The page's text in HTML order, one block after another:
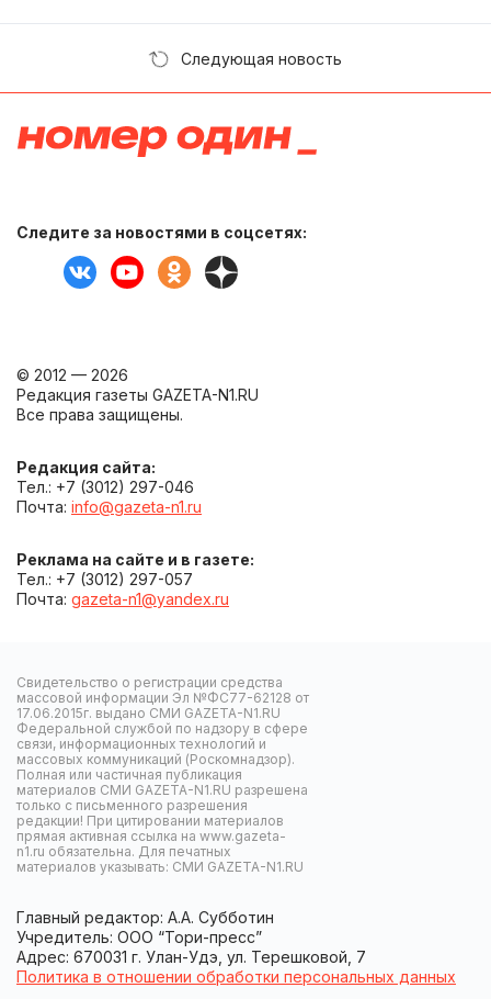
Следующая новость
Следите за новостями в соцсетях:
© 2012 — 2026
Редакция газеты GAZETA-N1.RU
Все права защищены.
Редакция сайта:
Тел.: +7 (3012) 297-046
Почта: info@gazeta-n1.ru
Реклама на сайте и в газете:
Тел.: +7 (3012) 297-057
Почта: gazeta-n1@yandex.ru
Свидетельство о регистрации средства
массовой информации Эл №ФС77-62128 от
17.06.2015г. выдано СМИ GAZETA-N1.RU
Федеральной службой по надзору в сфере
связи, информационных технологий и
массовых коммуникаций (Роскомнадзор).
Полная или частичная публикация
материалов СМИ GAZETA-N1.RU разрешена
только с письменного разрешения
редакции! При цитировании материалов
прямая активная ссылка на www.gazeta-
n1.ru обязательна. Для печатных
материалов указывать: СМИ GAZETA-N1.RU
Главный редактор: А.А. Субботин
Учредитель: ООО “Тори-пресс”
Адрес: 670031 г. Улан-Удэ, ул. Терешковой, 7
Политика в отношении обработки персональных данных